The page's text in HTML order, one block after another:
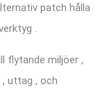
patch hålla
.
flytande miljöer ,
uttag , och